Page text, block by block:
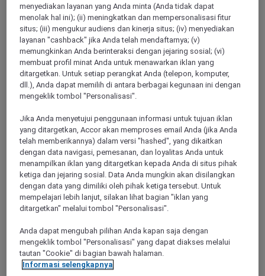
VALBONNE, France
Hotel Mercure Antibes Sophia Antipolis
Located in the heart of Sophia Antipolis park, the Mercure
Antibes Sophia Antipolis will lure you with its contemporary
design. Our Hillside Brasserie Maison restaurant welcomes
welcomes you for seminars, drinks at the bar, or simply to
relax and enjoy peace and quiet just 20 minutes from Nice
and its airport, old Antibes and its market, and the unmissable
Croisette in Cannes.
menyediakan layanan yang Anda minta (Anda tidak dapat
menolak hal ini); (ii) meningkatkan dan mempersonalisasi fitur
situs; (iii) mengukur audiens dan kinerja situs; (iv) menyediakan
layanan "cashback" jika Anda telah mendaftarnya; (v)
memungkinkan Anda berinteraksi dengan jejaring sosial; (vi)
membuat profil minat Anda untuk menawarkan iklan yang
ditargetkan. Untuk setiap perangkat Anda (telepon, komputer,
dll.), Anda dapat memilih di antara berbagai kegunaan ini dengan
mengeklik tombol "Personalisasi".
Jika Anda menyetujui penggunaan informasi untuk tujuan iklan
yang ditargetkan, Accor akan memproses email Anda (jika Anda
telah memberikannya) dalam versi "hashed", yang dikaitkan
dengan data navigasi, pemesanan, dan loyalitas Anda untuk
menampilkan iklan yang ditargetkan kepada Anda di situs pihak
ketiga dan jejaring sosial. Data Anda mungkin akan disilangkan
dengan data yang dimiliki oleh pihak ketiga tersebut. Untuk
mempelajari lebih lanjut, silakan lihat bagian "iklan yang
ditargetkan" melalui tombol "Personalisasi".
Anda dapat mengubah pilihan Anda kapan saja dengan
mengeklik tombol "Personalisasi" yang dapat diakses melalui
tautan "Cookie" di bagian bawah halaman.
Informasi selengkapnya